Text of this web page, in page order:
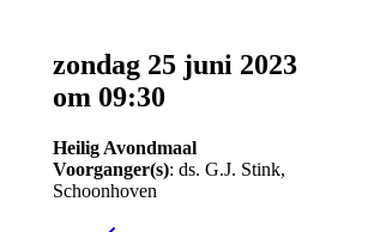
zondag 25 juni 2023
om 09:30
Heilig Avondmaal
Voorganger(s): ds. G.J. Stink,
Schoonhoven